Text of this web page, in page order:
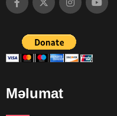
Məlumat